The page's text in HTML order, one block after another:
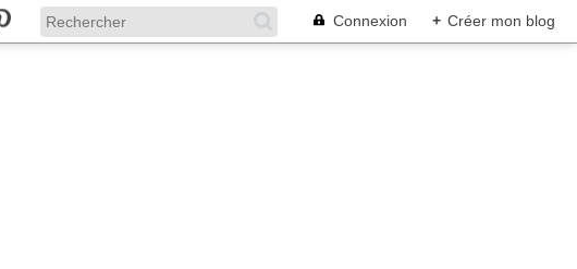
Connexion + Créer mon blog